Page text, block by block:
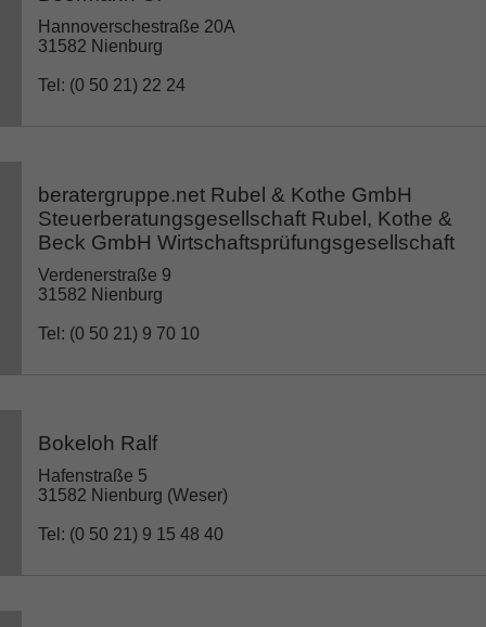
Hannoverschestraße 20A
31582 Nienburg
Tel: (0 50 21) 22 24
beratergruppe.net Rubel & Kothe GmbH
Steuerberatungsgesellschaft Rubel, Kothe &
Beck GmbH Wirtschaftsprüfungsgesellschaft
Verdenerstraße 9
31582 Nienburg
Tel: (0 50 21) 9 70 10
Bokeloh Ralf
Hafenstraße 5
31582 Nienburg (Weser)
Tel: (0 50 21) 9 15 48 40